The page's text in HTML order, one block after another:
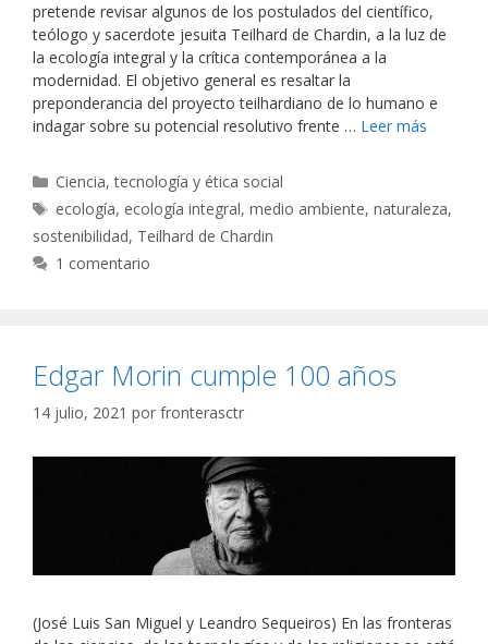
pretende revisar algunos de los postulados del científico,
teólogo y sacerdote jesuita Teilhard de Chardin, a la luz de
la ecología integral y la crítica contemporánea a la
modernidad. El objetivo general es resaltar la
preponderancia del proyecto teilhardiano de lo humano e
indagar sobre su potencial resolutivo frente … Leer más
Categorías
Ciencia, tecnología y ética social
Etiquetas
ecología, ecología integral,medio ambiente,naturaleza,
sostenibilidad, Teilhard de Chardin
1 comentario
Edgar Morin cumple 100 años
14 julio, 2021 por fronterasctr
(José Luis San Miguel y Leandro Sequeiros) En las fronteras